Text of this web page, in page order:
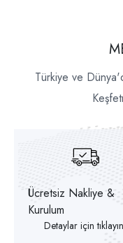
Türkiye ve
Ücretsiz Nakliye &
Kurulum
Detaylar için